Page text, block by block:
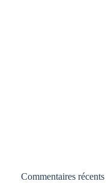
Commentaires récents